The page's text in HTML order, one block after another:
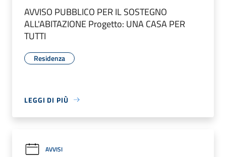
AVVISO PUBBLICO PER IL SOSTEGNO
ALL'ABITAZIONE Progetto: UNA CASA PER
TUTTI
Residenza
LEGGI DI PIÙ
AVVISI